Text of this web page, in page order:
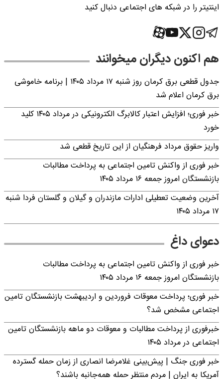
اینتیتر را در شبکه های اجتماعی دنبال کنید
هم اکنون دیگران میخوانند
جدول قطعی برق کرمان روز شنبه ۱۷ مرداد ۱۴۰۵ | برنامه خاموشی
برق کرمان اعلام شد
خبر فوری؛ افزایش اعتبار کالابرگ الکترونیکی در مرداد ۱۴۰۵ کلید
خورد
واریز حقوق مرداد فرهنگیان از این تاریخ قطعی شد
خبر فوری از واکنش تامین اجتماعی به پرداخت مطالبات
بازنشستگان امروز جمعه ۱۶ مرداد ۱۴۰۵
آخرین وضعیت تعطیلی ادارات مازندران و گیلان و گلستان فردا شنبه
۱۷ مرداد ۱۴۰۵
دعوای داغ
خبر فوری از واکنش تامین اجتماعی به پرداخت مطالبات
بازنشستگان امروز جمعه ۱۶ مرداد ۱۴۰۵
خبر فوری؛ پرداخت معوقات فروردین و اردیبهشت بازنشستگان تامین
اجتماعی مشخص شد؟
خبرفوری از پرداخت مطالبات و معوقات دو ماهه بازنشستگان تامین
اجتماعی در مرداد ۱۴۰۵
خبر فوری جنگ | پیش‌بینی غلامرضا انصاری از زمان حمله گسترده
آمریکا به ایران | مردم منتظر حمله همه‌جانبه باشند؟